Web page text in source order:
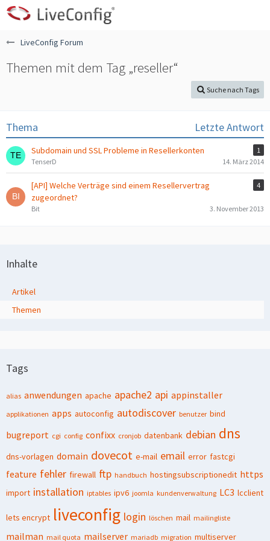
LiveConfig Forum
Themen mit dem Tag „reseller“
Suche nach Tags
Thema Letzte Antwort
Subdomain und SSL Probleme in Resellerkonten
1
TenserD
14. März 2014
[API] Welche Verträge sind einem Resellervertrag
zugeordnet?
4
Bit 3. November 2013
Inhalte
Artikel
Themen
Tags
alias anwendungen apache apache2 api appinstaller
applikationen apps autoconfig autodiscover benutzer bind
bugreport cgi config confixx cronjob datenbank debian dns
dns-vorlagen domain dovecot e-mail email error fastcgi
feature fehler firewall ftp handbuch hostingsubscriptionedit https
import installation iptables ipv6 joomla kundenverwaltung LC3 lcclient
lets encrypt liveconfig login löschen mail mailingliste
mailman mail quota mailserver mariadb migration multiserver